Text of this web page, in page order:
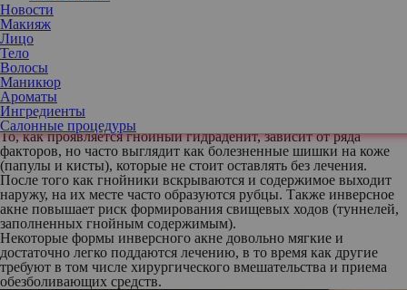
Новости
Макияж
Лицо
Тело
Волосы
Маникюр
Ароматы
Ингредиенты
Салонные процедуры
внимание на основные признаки гидраденита, чтобы
действовать в правильном направлении.
Что такое гнойный гидраденит, или инверсное акне
Hidradenitis suppurativa
является хроническим заболеванием кожи и отличается от
обычного акне тем, что развивается в более глубоких слоях
кожи. Излюбленные места для появления кист и фурункулов —
это подмышки, грудь, область паха.
То, как проявляется гнойный гидраденит, зависит от ряда
факторов, но часто выглядит как болезненные шишки на коже
(папулы и кисты), которые не стоит оставлять без лечения.
После того как гнойники вскрываются и содержимое выходит
наружу, на их месте часто образуются рубцы. Также инверсное
акне повышает риск формирования свищевых ходов (туннелей,
заполненных гнойным содержимым).
Некоторые формы инверсного акне довольно мягкие и
достаточно легко поддаются лечению, в то время как другие
требуют в том числе хирургического вмешательства и приема
обезболивающих средств.